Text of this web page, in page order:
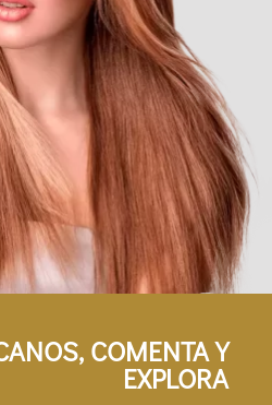
COMENTA Y
EXPLORA